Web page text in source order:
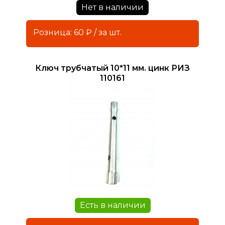
Нет в наличии
Розница: 60 ₽ / за шт.
Ключ трубчатый 10*11 мм. цинк РИЗ
110161
Есть в наличии